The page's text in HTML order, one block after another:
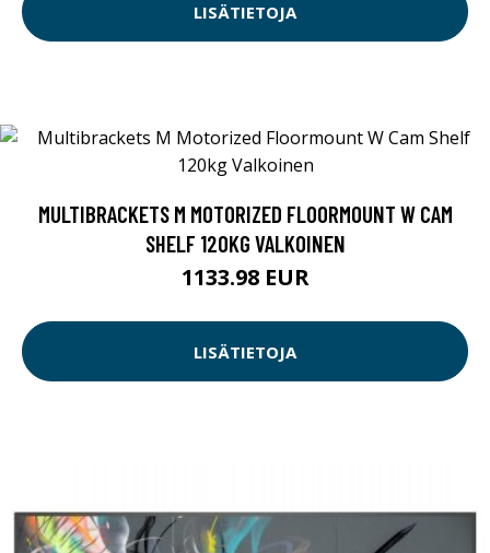
LISÄTIETOJA
MULTIBRACKETS M MOTORIZED FLOORMOUNT W CAM
SHELF 120KG VALKOINEN
1133.98 EUR
LISÄTIETOJA